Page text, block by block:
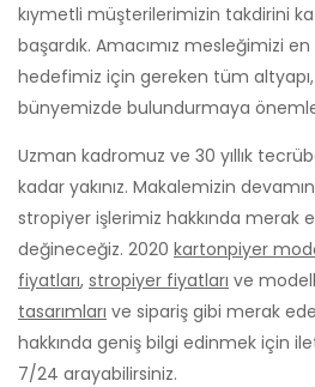
kıymetli müşterilerimizin takdirini
başardık. Amacımız mesleğimizi
hedefimiz için gereken tüm
bünyemizde bulundurmaya
Uzman kadromuz ve 30 yıllık
kadar yakınız. Makalemizin
stropiyer işlerimiz hakkında merak
değineceğiz. 2020 kartonpiyer
fiyatları, stropiyer fiyatları ve
tasarımları ve sipariş gibi merak
hakkında geniş bilgi edinmek için
7/24 arayabilirsiniz.